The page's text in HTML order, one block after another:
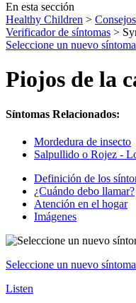
En esta sección
Healthy Children >
Verificador de síntomas >
Seleccione un nuevo síntoma
Piojos de la
Síntomas Relacionados:
Mordedura de insecto
Salpullido o Rojez -
Definición de los
¿Cuándo debo llamar?
Atención en el hogar
Imágenes
Seleccione un nuevo síntoma
Listen